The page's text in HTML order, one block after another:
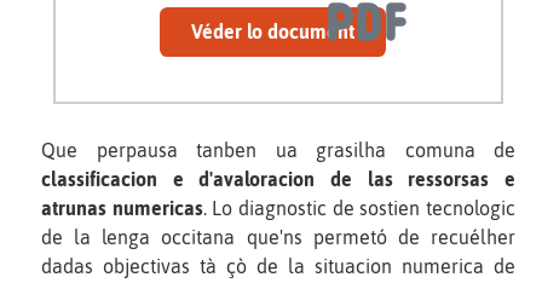
Véder lo document
Que perpausa tanben ua grasilha comuna de
classificacion e d'avaloracion de las ressorsas e
atrunas numericas. Lo diagnostic de sostien tecnologic
de la lenga occitana que'ns permetó de recuélher
dadas objectivas tà çò de la situacion numerica de